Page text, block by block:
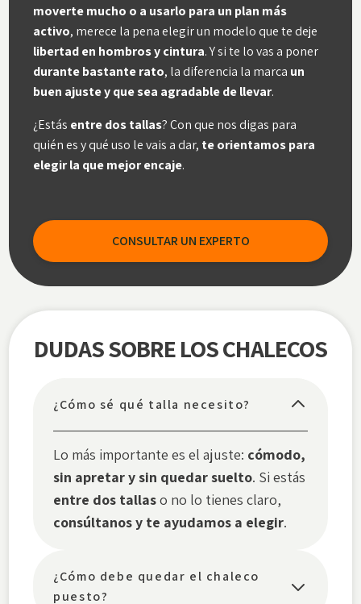
moverte mucho o a usarlo para un plan más
activo, merece la pena elegir un modelo que te deje
libertad en hombros y cintura. Y si te lo vas a poner
durante bastante rato, la diferencia la marca un
buen ajuste y que sea agradable de llevar.
¿Estás entre dos tallas? Con que nos digas para
quién es y qué uso le vais a dar, te orientamos para
elegir la que mejor encaje.
CONSULTAR UN EXPERTO
DUDAS SOBRE LOS CHALECOS
¿Cómo sé qué talla necesito?
Lo más importante es el ajuste: cómodo,
sin apretar y sin quedar suelto. Si estás
entre dos tallaso no lo tienes claro,
consúltanos y te ayudamos a elegir.
¿Cómo debe quedar el chaleco
puesto?